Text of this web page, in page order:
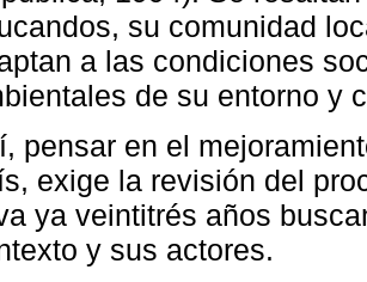
su comunidad
a las condiciones
de su entorno y
pensar en el
exige la revisión del
ya veintitrés años
y sus actores.